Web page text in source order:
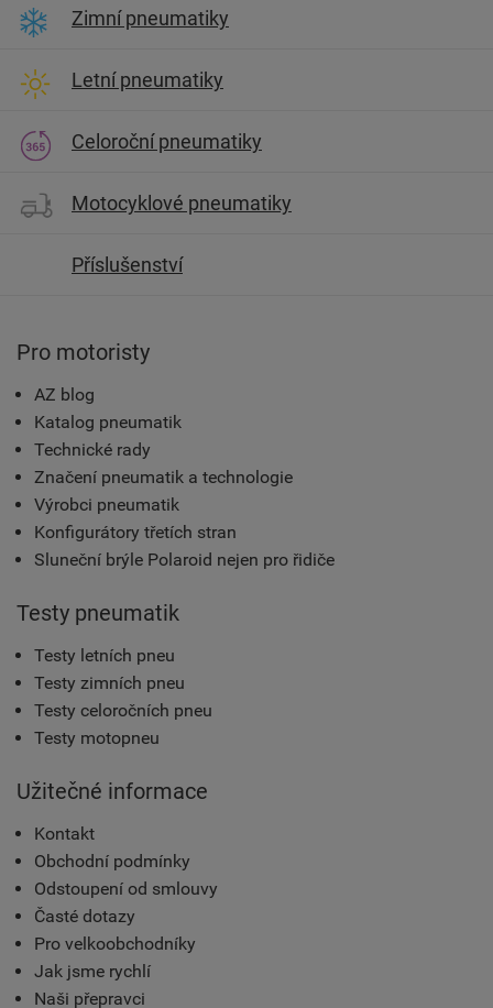
Zimní pneumatiky
Letní pneumatiky
Celoroční pneumatiky
Motocyklové pneumatiky
Příslušenství
Pro motoristy
AZ blog
Katalog pneumatik
Technické rady
Značení pneumatik a technologie
Výrobci pneumatik
Konfigurátory třetích stran
Sluneční brýle Polaroid nejen pro řidiče
Testy pneumatik
Testy letních pneu
Testy zimních pneu
Testy celoročních pneu
Testy motopneu
Užitečné informace
Kontakt
Obchodní podmínky
Odstoupení od smlouvy
Časté dotazy
Pro velkoobchodníky
Jak jsme rychlí
Naši přepravci